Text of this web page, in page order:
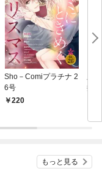
Sho－Comiプラチナ 2
6号
220
描
もっと見る